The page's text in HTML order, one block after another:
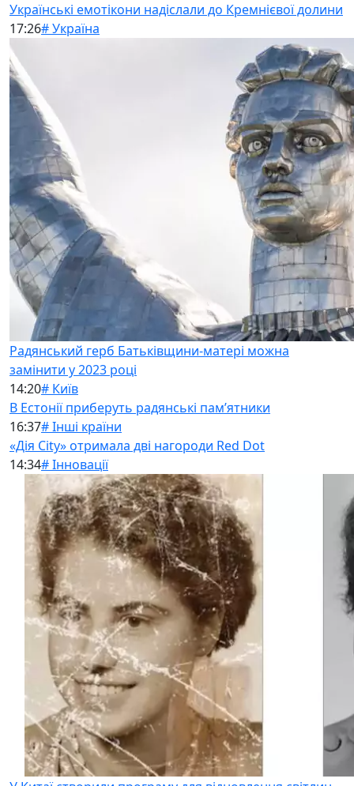
Українські емотікони надіслали до Кремнієвої долини
17:26# Україна
Радянський герб Батьківщини-матері можна
замінити у 2023 році
14:20# Київ
В Естонії приберуть радянські памʼятники
16:37# Інші країни
«Дія City» отримала дві нагороди Red Dot
14:34# Інновації